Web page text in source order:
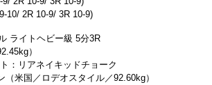
10/ 2R 10-9/ 3R 10-9)
ライトヘビー級 5分3R
）
：リアネイキッドチョーク
米国／ロデオスタイル／92.60kg）